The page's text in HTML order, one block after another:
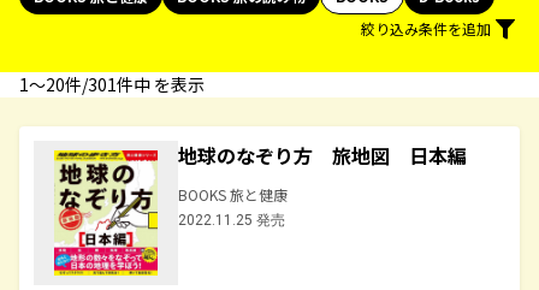
絞り込み条件を追加
1〜20件/301件中 を表示
地球のなぞり方 旅地図 日本編
BOOKS 旅と健康
2022.11.25 発売